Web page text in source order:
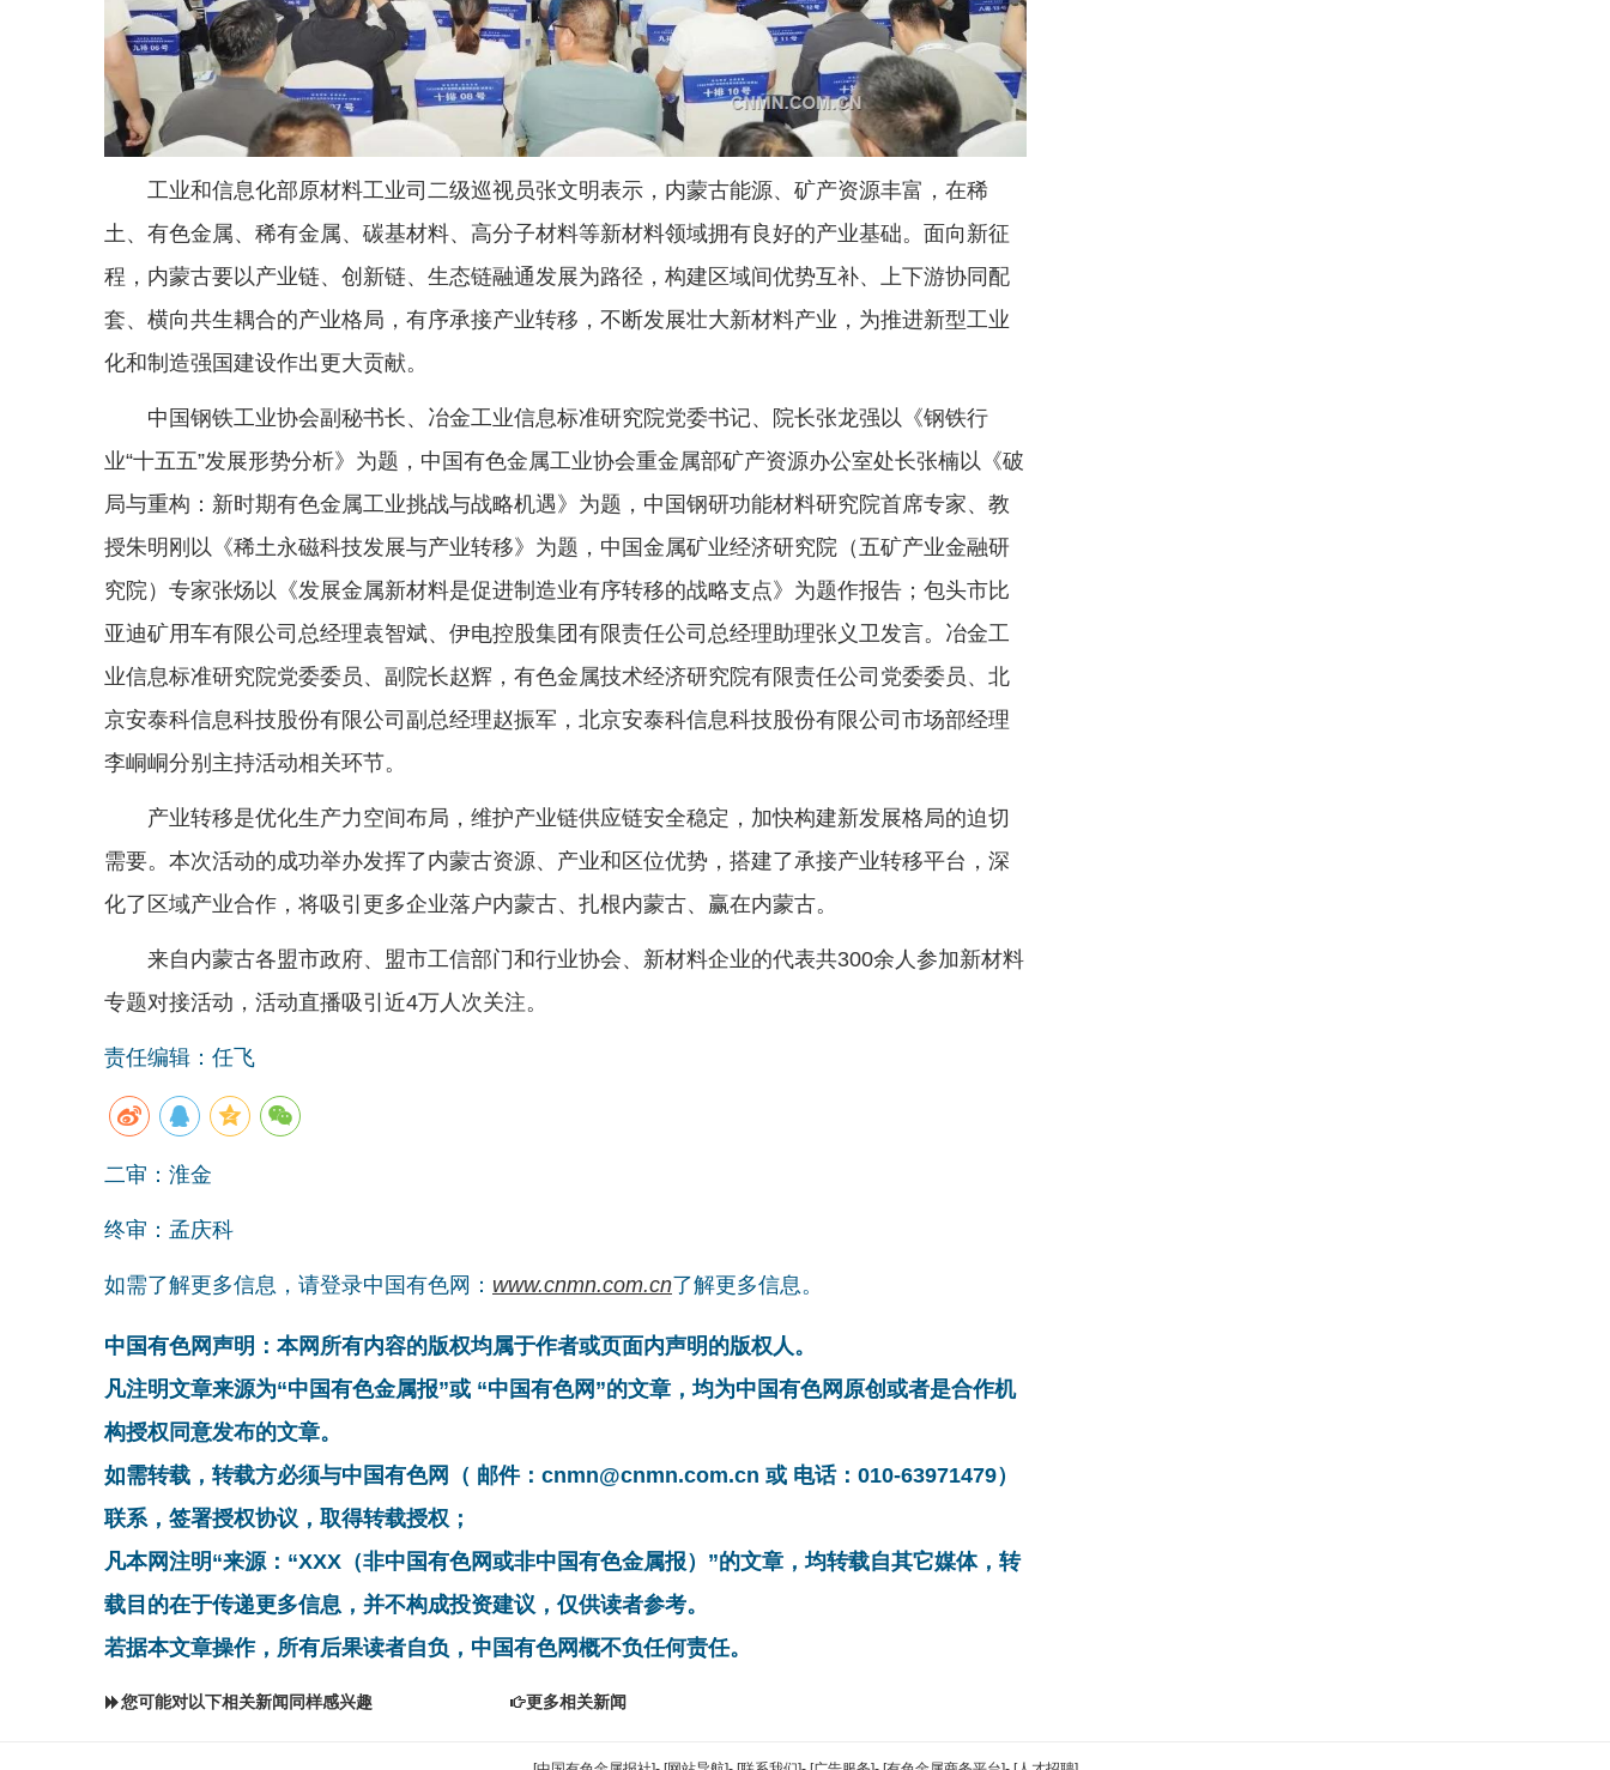
工业和信息化部原材料工业司二级巡视员张文明表示，内蒙古能源、矿产资源丰富，在稀
土、有色金属、稀有金属、碳基材料、高分子材料等新材料领域拥有良好的产业基础。面向新征
程，内蒙古要以产业链、创新链、生态链融通发展为路径，构建区域间优势互补、上下游协同配
套、横向共生耦合的产业格局，有序承接产业转移，不断发展壮大新材料产业，为推进新型工业
化和制造强国建设作出更大贡献。
中国钢铁工业协会副秘书长、冶金工业信息标准研究院党委书记、院长张龙强以《钢铁行
业“十五五”发展形势分析》为题，中国有色金属工业协会重金属部矿产资源办公室处长张楠以《破
局与重构：新时期有色金属工业挑战与战略机遇》为题，中国钢研功能材料研究院首席专家、教
授朱明刚以《稀土永磁科技发展与产业转移》为题，中国金属矿业经济研究院（五矿产业金融研
究院）专家张炀以《发展金属新材料是促进制造业有序转移的战略支点》为题作报告；包头市比
亚迪矿用车有限公司总经理袁智斌、伊电控股集团有限责任公司总经理助理张义卫发言。冶金工
业信息标准研究院党委委员、副院长赵辉，有色金属技术经济研究院有限责任公司党委委员、北
京安泰科信息科技股份有限公司副总经理赵振军，北京安泰科信息科技股份有限公司市场部经理
李峒峒分别主持活动相关环节。
产业转移是优化生产力空间布局，维护产业链供应链安全稳定，加快构建新发展格局的迫切
需要。本次活动的成功举办发挥了内蒙古资源、产业和区位优势，搭建了承接产业转移平台，深
化了区域产业合作，将吸引更多企业落户内蒙古、扎根内蒙古、赢在内蒙古。
来自内蒙古各盟市政府、盟市工信部门和行业协会、新材料企业的代表共300余人参加新材料
专题对接活动，活动直播吸引近4万人次关注。
责任编辑：任飞
二审：淮金
终审：孟庆科
如需了解更多信息，请登录中国有色网： www.cnmn.com.cn了解更多信息。
中国有色网声明：本网所有内容的版权均属于作者或页面内声明的版权人。
凡注明文章来源为“中国有色金属报”或 “中国有色网”的文章，均为中国有色网原创或者是合作机
构授权同意发布的文章。
如需转载，转载方必须与中国有色网（ 邮件：cnmn@cnmn.com.cn 或 电话：010-63971479）
联系，签署授权协议，取得转载授权；
凡本网注明“来源：“XXX（非中国有色网或非中国有色金属报）”的文章，均转载自其它媒体，转
载目的在于传递更多信息，并不构成投资建议，仅供读者参考。
若据本文章操作，所有后果读者自负，中国有色网概不负任何责任。
您可能对以下相关新闻同样感兴趣 更多相关新闻